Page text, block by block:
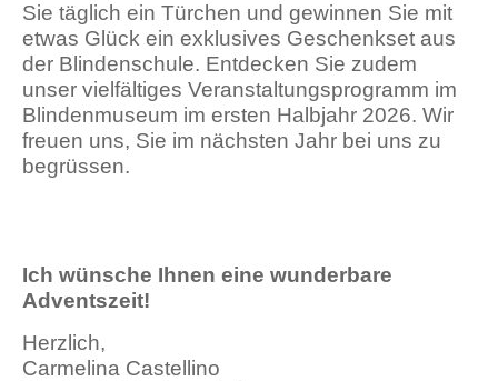
Sie täglich ein Türchen und gewinnen Sie mit
etwas Glück ein exklusives Geschenkset aus
der Blindenschule. Entdecken Sie zudem
unser vielfältiges Veranstaltungsprogramm im
Blindenmuseum im ersten Halbjahr 2026. Wir
freuen uns, Sie im nächsten Jahr bei uns zu
begrüssen.
Ich wünsche Ihnen eine wunderbare
Adventszeit!
Herzlich,
Carmelina Castellino